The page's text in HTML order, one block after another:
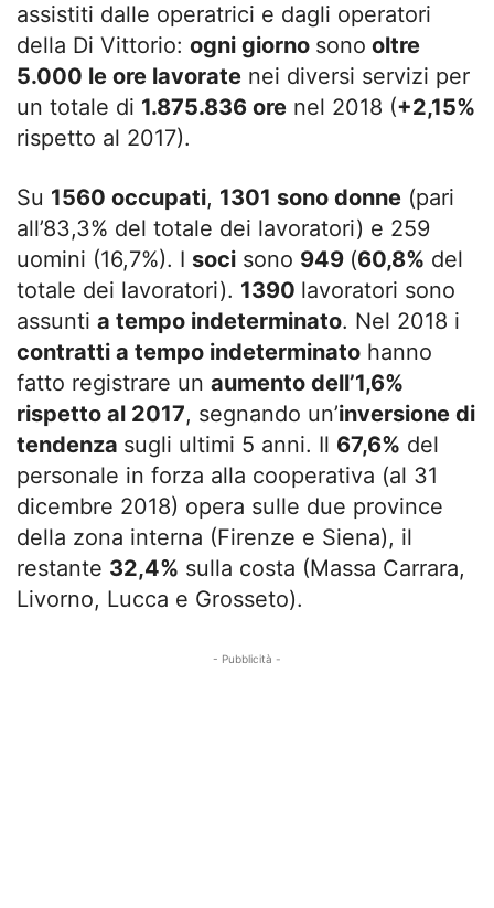
assistiti dalle operatrici e dagli operatori
della Di Vittorio: ogni giorno sono oltre
5.000 le ore lavorate nei diversi servizi per
un totale di 1.875.836 ore nel 2018 (+2,15%
rispetto al 2017).
Su 1560 occupati, 1301 sono donne (pari
all’83,3% del totale dei lavoratori) e 259
uomini (16,7%). I soci sono 949 (60,8% del
totale dei lavoratori). 1390 lavoratori sono
assunti a tempo indeterminato. Nel 2018 i
contratti a tempo indeterminato hanno
fatto registrare un aumento dell’1,6%
rispetto al 2017, segnando un’inversione di
tendenza sugli ultimi 5 anni. Il 67,6% del
personale in forza alla cooperativa (al 31
dicembre 2018) opera sulle due province
della zona interna (Firenze e Siena), il
restante 32,4% sulla costa (Massa Carrara,
Livorno, Lucca e Grosseto).
- Pubblicità -